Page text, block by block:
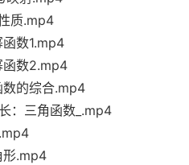
质.mp4
数1.mp4
函数2.mp4
数的综合.mp4
：三角函数_.mp4
形.mp4